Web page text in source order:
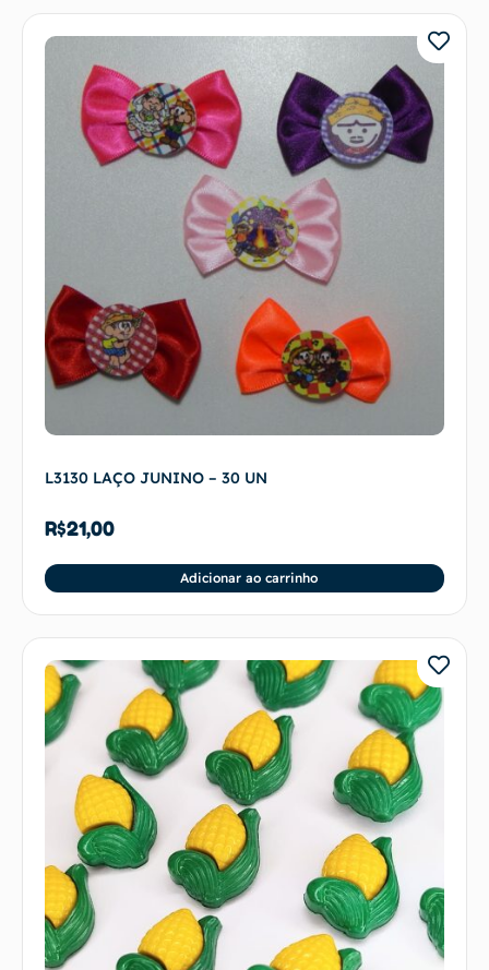
L3130 LAÇO JUNINO – 30 UN
R$21,00
Adicionar ao carrinho